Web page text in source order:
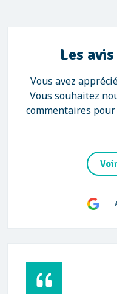
Les
Vous avez
Vous souhaitez
commentaires